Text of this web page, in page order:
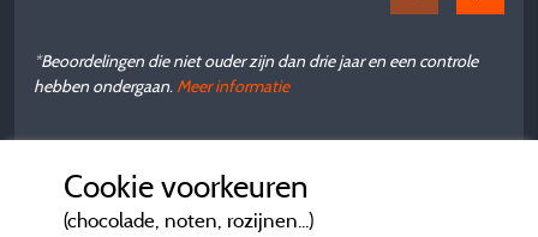
*Beoordelingen die niet ouder zijn dan drie jaar en een controle
hebben ondergaan. Meer informatie
Cookie voorkeuren
(chocolade, noten, rozijnen...)